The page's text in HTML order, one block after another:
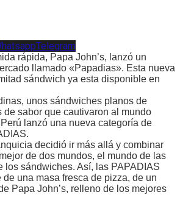
Telegram
rápida, Papa John’s, lanzó un
llamado «Papadias». Esta nueva
sándwich ya esta disponible en
unos sándwiches planos de
sabor que cautivaron al mundo
lanzó una nueva categoría de
decidió ir más allá y combinar
de dos mundos, el mundo de las
los sándwiches. Así, las PAPADIAS
una masa fresca de pizza, de un
Papa John’s, relleno de los mejores